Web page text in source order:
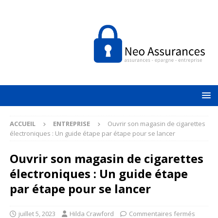
ACCUEIL ENTREPRISE
Ouvrir son magasin de cigarettes
électroniques : Un guide étape par étape pour se lancer
Ouvrir son magasin de cigarettes
électroniques : Un guide étape
par étape pour se lancer
juillet 5, 2023 Hilda Crawford Commentaires fermés